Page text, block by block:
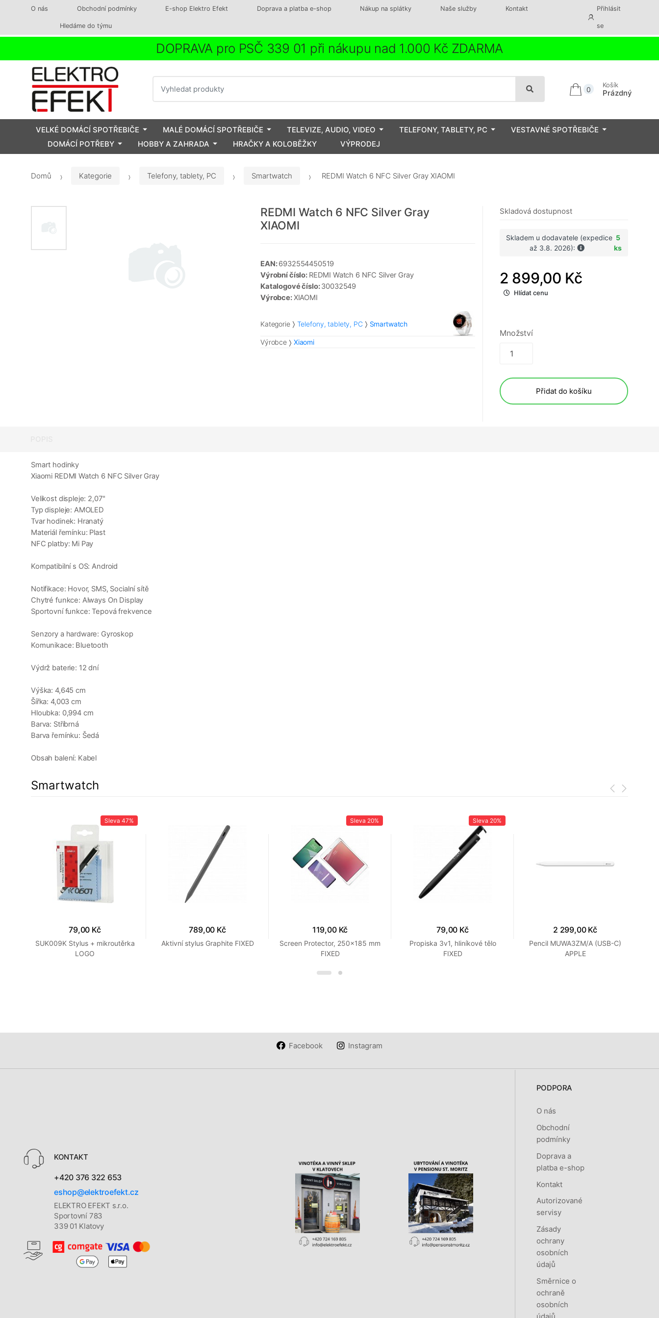
O nás Obchodní podmínky E-shop Elektro Efekt Doprava a platba e-shop Nákup na splátky Naše služby Kontakt
Hledáme do týmu
Přihlásit
se
DOPRAVA pro PSČ 339 01 při nákupu nad 1.000 Kč ZDARMA
0
Košík
Prázdný
VELKÉ DOMÁCÍ SPOTŘEBIČE MALÉ DOMÁCÍ SPOTŘEBIČE TELEVIZE, AUDIO, VIDEO TELEFONY, TABLETY, PC
VESTAVNÉ SPOTŘEBIČE
DOMÁCÍ POTŘEBY
HOBBY A ZAHRADA HRAČKY A KOLOBĚŽKY VÝPRODEJ
Domů Kategorie Telefony, tablety, PC Smartwatch REDMI Watch 6 NFC Silver Gray XIAOMI
REDMI Watch 6 NFC Silver Gray
XIAOMI
EAN:6932554450519
Výrobní číslo: REDMI Watch 6 NFC Silver Gray
Katalogové číslo:30032549
Výrobce:XIAOMI
Kategorie Telefony, tablety, PC Smartwatch
Výrobce Xiaomi
Skladová dostupnost
Skladem u dodavatele (expedice
až 3.8. 2026):
5
ks
2 899,00 Kč
Hlídat cenu
Množství
Přidat do košíku
Smart hodinky
Xiaomi REDMI Watch 6 NFC Silver Gray
Velikost displeje: 2,07"
Typ displeje: AMOLED
Tvar hodinek: Hranatý
Materiál řemínku: Plast
NFC platby: Mi Pay
Kompatibilní s OS: Android
Notifikace: Hovor, SMS, Socialní sítě
Chytré funkce: Always On Display
Sportovní funkce: Tepová frekvence
Senzory a hardware: Gyroskop
Komunikace: Bluetooth
Výdrž baterie: 12 dní
Výška: 4,645 cm
Šířka: 4,003 cm
Hloubka: 0,994 cm
Barva: Stříbrná
Barva řemínku: Šedá
Obsah balení: Kabel
Smartwatch
Sleva 47%
79,00 Kč
SUK009K Stylus + mikroutěrka
LOGO
789,00 Kč
Aktivní stylus Graphite FIXED
Sleva 20%
119,00 Kč
Screen Protector, 250x185 mm
FIXED
Sleva 20%
79,00 Kč
Propiska 3v1, hliníkové tělo
FIXED
2 299,00 Kč
Pencil MUWA3ZM/A (USB-C)
APPLE
Facebook Instagram
KONTAKT
+420 376 322 653
eshop@elektroefekt.cz
ELEKTRO EFEKT s.r.o.
Sportovní 783
339 01 Klatovy
PODPORA
O nás
Obchodní
podmínky
Doprava a
platba e-shop
Kontakt
Autorizované
servisy
Zásady
ochrany
osobních
údajů
Směrnice o
ochraně
osobních